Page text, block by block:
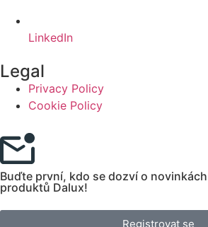
LinkedIn
Legal
Privacy Policy
Cookie Policy
Buďte první, kdo se dozví o
produktů Dalux!
Registrovat se